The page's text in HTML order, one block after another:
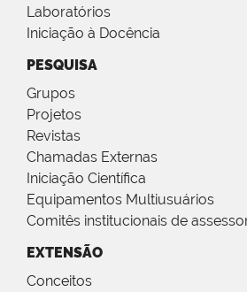
Laboratórios
Iniciação à Docência
PESQUISA
Grupos
Projetos
Revistas
Chamadas Externas
Iniciação Científica
Equipamentos Multiusuários
Comitês institucionais de
EXTENSÃO
Conceitos